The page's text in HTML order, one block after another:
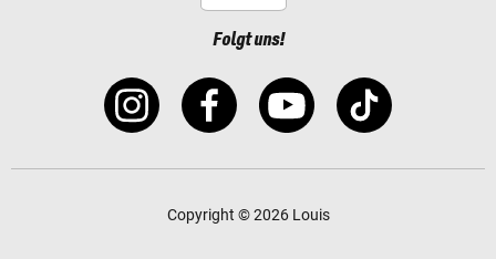
Folgt uns!
Copyright © 2026 Louis